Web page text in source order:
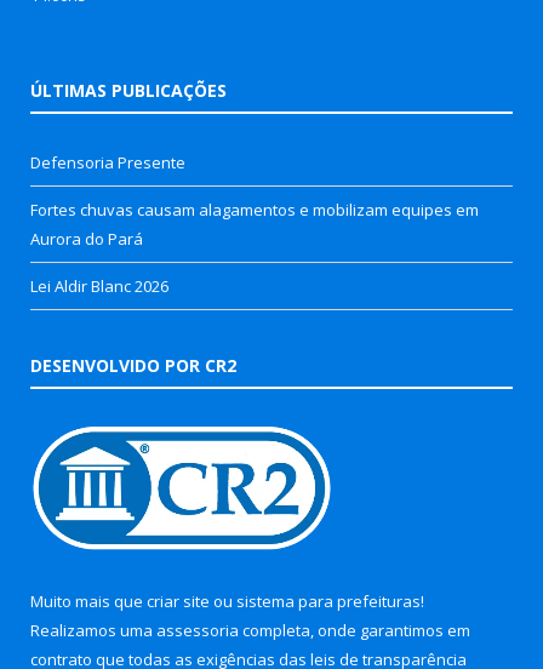
ÚLTIMAS PUBLICAÇÕES
Defensoria Presente
Fortes chuvas causam alagamentos e mobilizam equipes em
Aurora do Pará
Lei Aldir Blanc 2026
DESENVOLVIDO POR CR2
Muito mais que criar site ou sistema para prefeituras!
Realizamos uma assessoria completa, onde garantimos em
contrato que todas as exigências das leis de transparência